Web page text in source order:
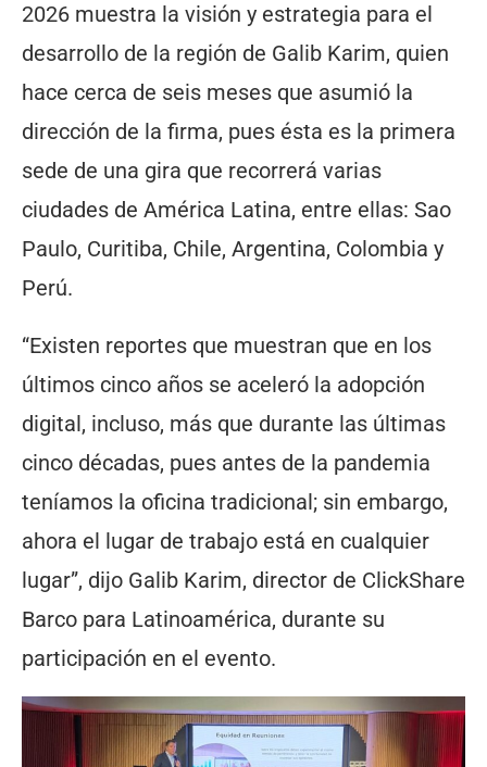
2026 muestra la visión y estrategia para el
desarrollo de la región de Galib Karim, quien
hace cerca de seis meses que asumió la
dirección de la firma, pues ésta es la primera
sede de una gira que recorrerá varias
ciudades de América Latina, entre ellas: Sao
Paulo, Curitiba, Chile, Argentina, Colombia y
Perú.
“Existen reportes que muestran que en los
últimos cinco años se aceleró la adopción
digital, incluso, más que durante las últimas
cinco décadas, pues antes de la pandemia
teníamos la oficina tradicional; sin embargo,
ahora el lugar de trabajo está en cualquier
lugar”, dijo Galib Karim, director de ClickShare
Barco para Latinoamérica, durante su
participación en el evento.